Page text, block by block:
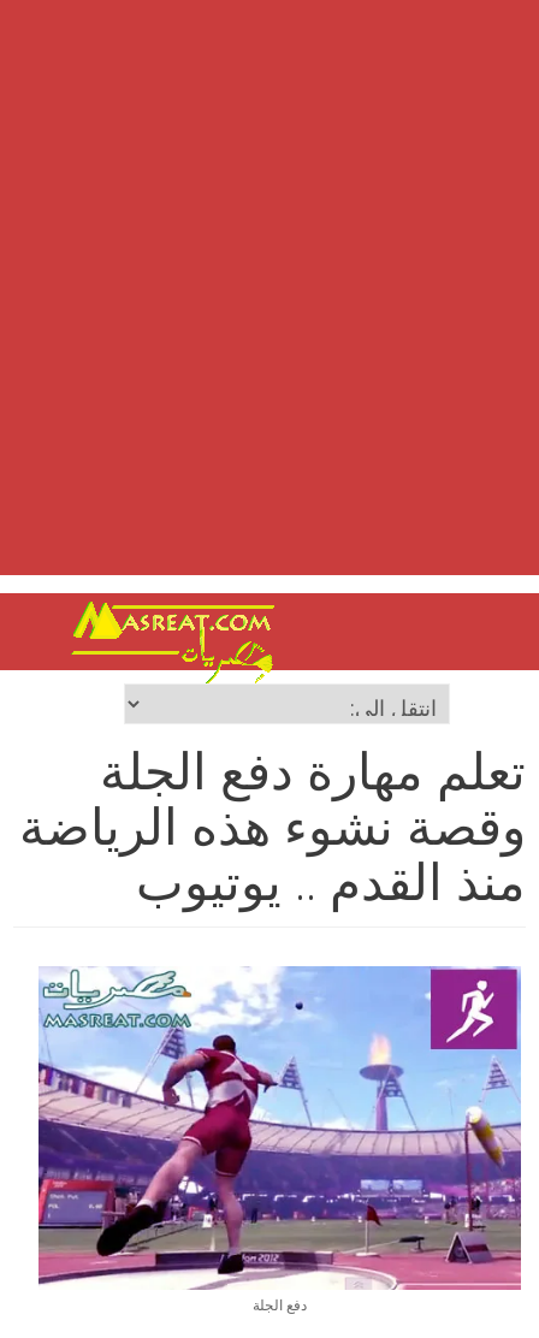
تعلم مهارة دفع الجلة
وقصة نشوء هذه الرياضة
منذ القدم .. يوتيوب
دفع الجلة